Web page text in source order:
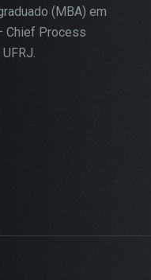
(MBA) em
Chief Process